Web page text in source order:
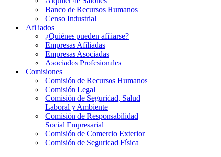
Banco de Recursos Humanos
Censo Industrial
Afiliados
¿Quiénes pueden afiliarse?
Empresas Afiliadas
Empresas Asociadas
Asociados Profesionales
Comisiones
Comisión de Recursos Humanos
Comisión Legal
Comisión de Seguridad, Salud
Laboral y Ambiente
Comisión de Responsabilidad
Social Empresarial
Comisión de Comercio Exterior
Comisión de Seguridad Física